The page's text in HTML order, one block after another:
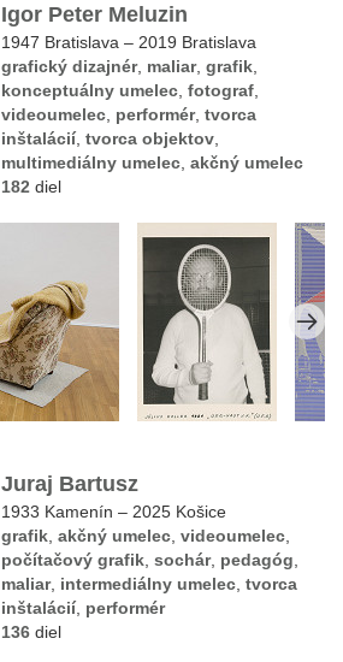
Igor Peter Meluzin
1947 Bratislava – 2019 Bratislava
grafický dizajnér, maliar,grafik
konceptuálny umelec ,fotograf
videoumelec performér,tvorca
inštalácií,tvorca objektov
multimediálny umelec ,akčný umelec
182 diel
Juraj Bartusz
1933 Kamenín – 2025 Košice
grafik ,akčný umelec ,videoumelec
počítačový grafik ,sochár, pedagóg
maliar, intermediálny umelec ,tvorca
inštalácií, performér
136 diel